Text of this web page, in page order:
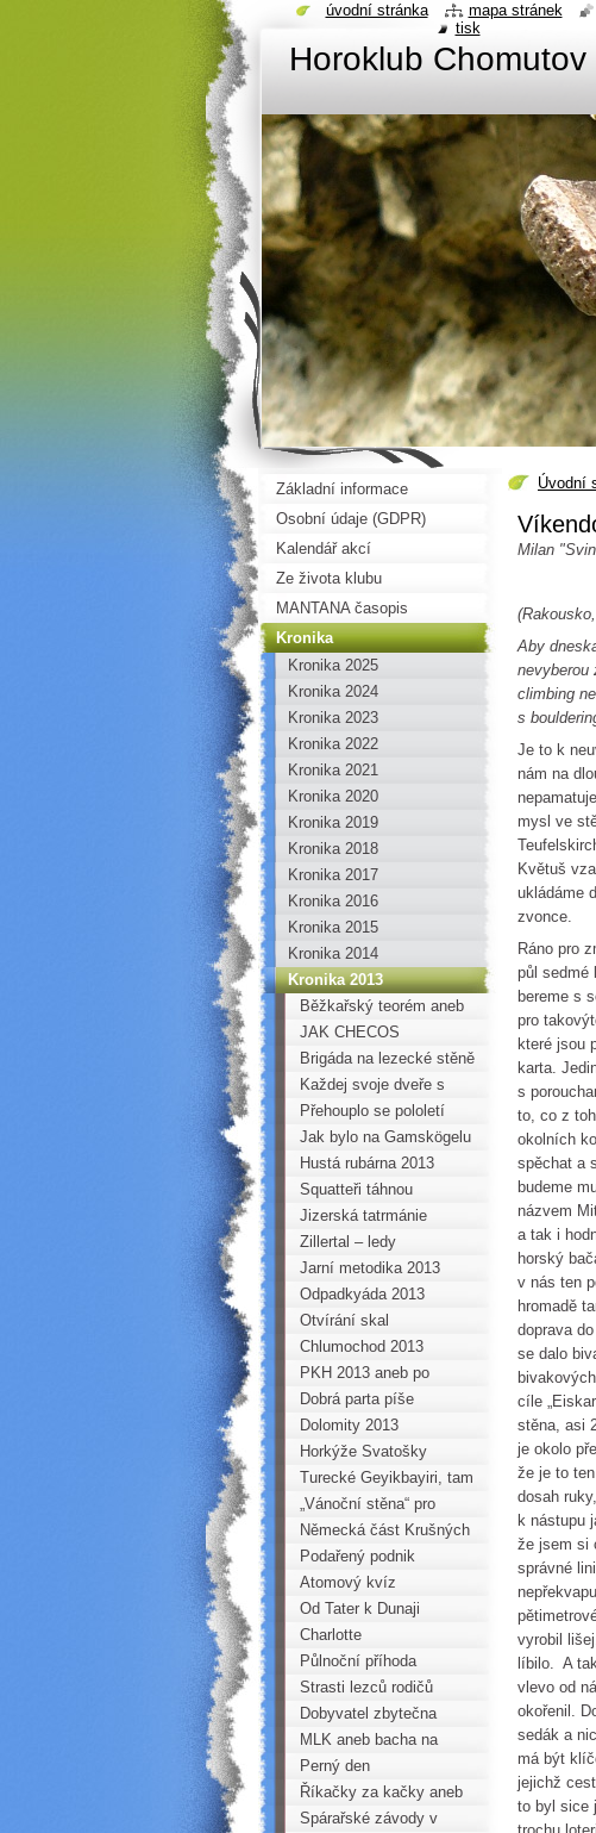
Horoklub Chomutov
Úvodní
Milan
Aby
nevyberou
climbing
s
Je to k
nám na
mysl ve
Květuš
ukládáme
zvonce.
Ráno pro
půl sedmé
bereme s
pro
které jsou
karta.
s
to, co z
okolních
spěchat a
budeme
názvem
a tak i
horský
v nás ten
hromadě
doprava
se dalo
cíle
stěna, asi
je okolo
že je to
dosah
k nástupu
že jsem si
správné
vyrobil
líbilo. A
vlevo od
okořenil.
sedák a
má být
jejichž
to byl sice
Základní informace
Osobní údaje (GDPR)
Kalendář akcí
Ze života klubu
MANTANA časopis
Kronika
Kronika 2025
Kronika 2024
Kronika 2023
Kronika 2022
Kronika 2021
Kronika 2020
Kronika 2019
Kronika 2018
Kronika 2017
Kronika 2016
Kronika 2015
Kronika 2014
Kronika 2013
Běžkařský teorém aneb
jak (se) namazat!
JAK CHECOS
BANDITOS DOBÝVALI
VRCHOLY AND ANEB
PERUÁNSKÝ TROJBOJ
Brigáda na lezecké stěně
Horoklubu na gymnáziu v
Kadani
Každej svoje dveře s
hrůzou zamyká...
Přehouplo se pololetí
Jak bylo na Gamskögelu
Hustá rubárna 2013
Squatteři táhnou
Jizerská tatrmánie
Zillertal – ledy
Jarní metodika 2013
Odpadkyáda 2013
Otvírání skal
Chlumochod 2013
PKH 2013 aneb po
hřebenech Krušných hor
na běžkách
Dobrá parta píše
nezapomenutelné příběhy
Dolomity 2013
Horkýže Svatošky
Turecké Geyikbayiri, tam
se určitě vrátím
„Vánoční stěna“ pro
mládež a děti Horoklubu
Německá část Krušných
hor na kole
Podařený podnik
Atomový kvíz
Od Tater k Dunaji
Charlotte
Půlnoční příhoda
Strasti lezců rodičů
Dobyvatel zbytečna
MLK aneb bacha na
plusy
Perný den
krušnohorského vůdce
Říkačky za kačky aneb
zlidovělá rčení v
Spárařské závody v
úvodní stránka mapa stránek
tisk